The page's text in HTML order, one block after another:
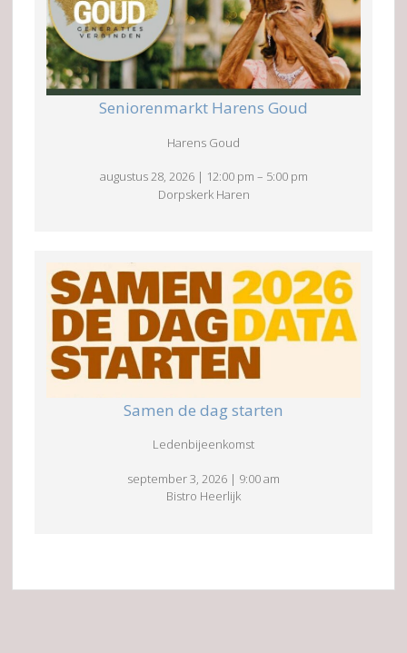
Seniorenmarkt Harens Goud
Harens Goud
augustus 28, 2026 | 12:00 pm – 5:00 pm
Dorpskerk Haren
Samen de dag starten
Ledenbijeenkomst
september 3, 2026 | 9:00 am
Bistro Heerlijk